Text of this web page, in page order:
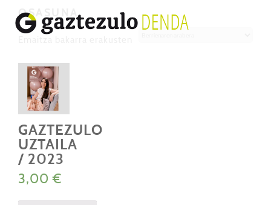
OSASUNA
GAZTEZULO
UZTAILA
/ 2023
3,00€